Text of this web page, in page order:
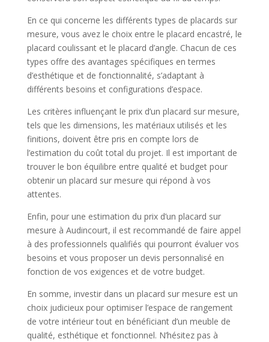
En ce qui concerne les différents types de placards sur
mesure, vous avez le choix entre le placard encastré, le
placard coulissant et le placard d’angle. Chacun de ces
types offre des avantages spécifiques en termes
d’esthétique et de fonctionnalité, s’adaptant à
différents besoins et configurations d’espace.
Les critères influençant le prix d’un placard sur mesure,
tels que les dimensions, les matériaux utilisés et les
finitions, doivent être pris en compte lors de
l’estimation du coût total du projet. Il est important de
trouver le bon équilibre entre qualité et budget pour
obtenir un placard sur mesure qui répond à vos
attentes.
Enfin, pour une estimation du prix d’un placard sur
mesure à Audincourt, il est recommandé de faire appel
à des professionnels qualifiés qui pourront évaluer vos
besoins et vous proposer un devis personnalisé en
fonction de vos exigences et de votre budget.
En somme, investir dans un placard sur mesure est un
choix judicieux pour optimiser l’espace de rangement
de votre intérieur tout en bénéficiant d’un meuble de
qualité, esthétique et fonctionnel. N’hésitez pas à